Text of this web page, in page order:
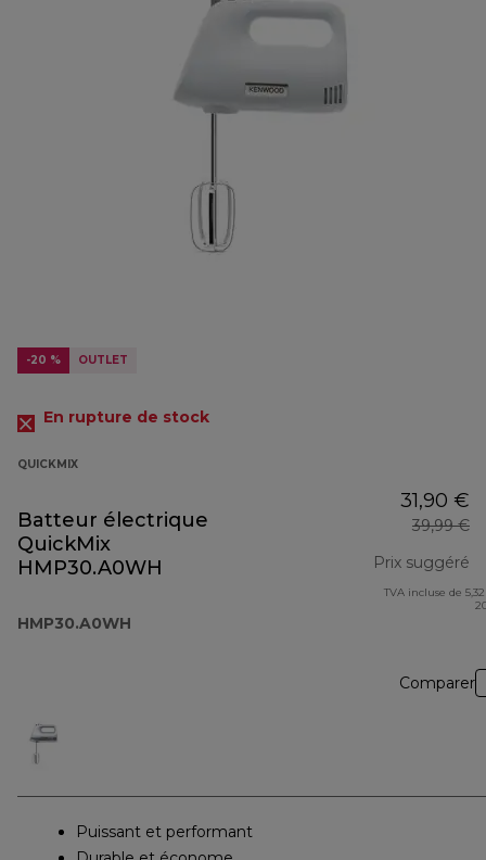
-20 % OUTLET
En rupture de stock
QUICKMIX
Batteur électrique
QuickMix
HMP30.A0WH
HMP30.A0WH
31,90 €
39,99 €
Prix suggéré
TVA incluse de
Comparer
Puissant et performant